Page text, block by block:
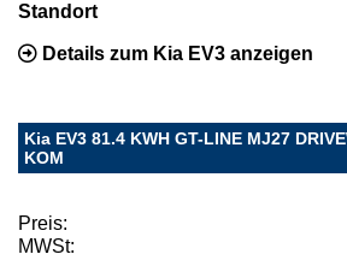
Standort
Details zum Kia EV3 anzeigen
Kia EV3 81.4 KWH GT-LINE MJ27
KOM
Preis:
MWSt: